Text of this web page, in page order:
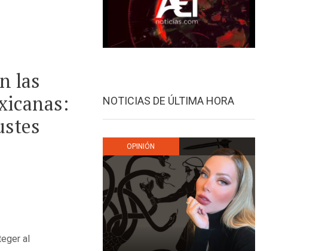
las
al
NOTICIAS DE ÚLTIMA HORA
OPINIÓN